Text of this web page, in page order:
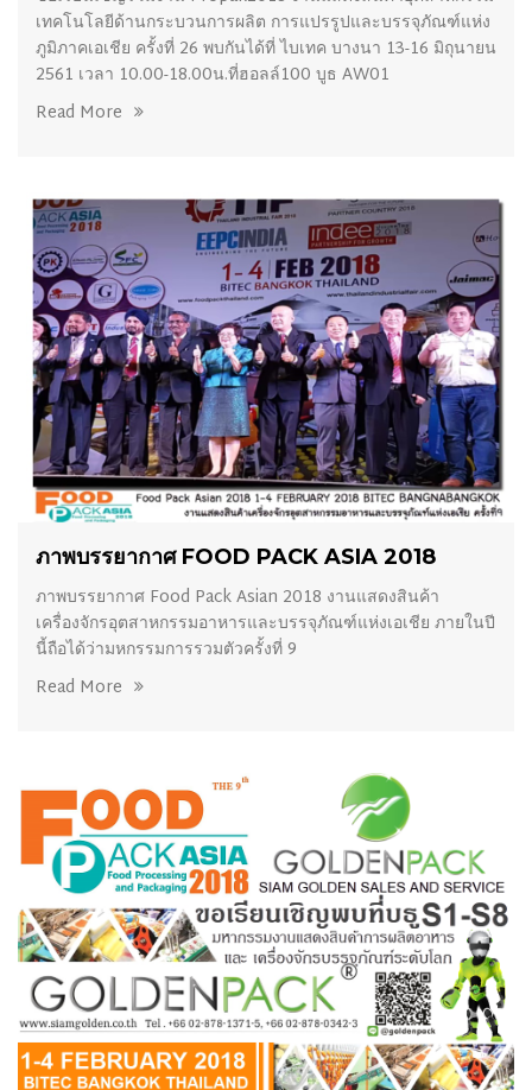
เทคโนโลยีด้านกระบวนการผลิต การแปรรูปและบรรจุภัณฑ์แห่ง
ภูมิภาคเอเชีย ครั้งที่ 26 พบกันได้ที่ ไบเทค บางนา 13-16 มิถุนายน
2561 เวลา 10.00-18.00น.ที่ฮอลล์100 บูธ AW01
Read More
16/07/2018
ภาพบรรยากาศ FOOD PACK ASIA 2018
ภาพบรรยากาศ Food Pack Asian 2018 งานแสดงสินค้า
เครื่องจักรอุตสาหกรรมอาหารและบรรจุภัณฑ์แห่งเอเชีย ภายในปี
นี้ถือได้ว่ามหกรรมการรวมตัวครั้งที่ 9
Read More
16/07/2018